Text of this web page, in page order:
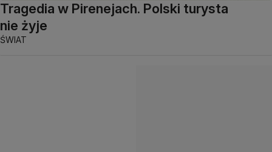
Tragedia w Pirenejach. Polski turysta
nie żyje
ŚWIAT